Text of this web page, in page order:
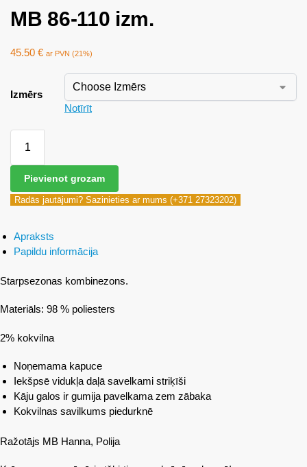
MB 86-110 izm.
45.50 € ar PVN (21%)
Izmērs
Notīrīt
Pievienot grozam
Radās jautājumi? Sazinieties ar mums (+371 27323202)
Apraksts
Papildu informācija
Starpsezonas kombinezons.
Materiāls: 98 % poliesters
2% kokvilna
Noņemama kapuce
Iekšpsē vidukļa daļā savelkami striķīši
Kāju galos ir gumija pavelkama zem zābaka
Kokvilnas savilkums piedurknē
Ražotājs MB Hanna, Polija